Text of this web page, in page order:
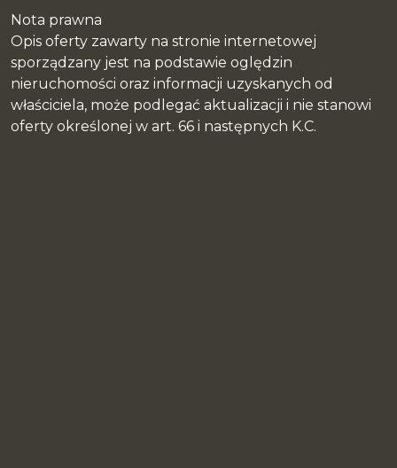
Nota prawna
Opis oferty zawarty na stronie internetowej
sporządzany jest na podstawie oględzin
nieruchomości oraz informacji uzyskanych od
właściciela, może podlegać aktualizacji i nie stanowi
oferty określonej w art. 66 i następnych K.C.